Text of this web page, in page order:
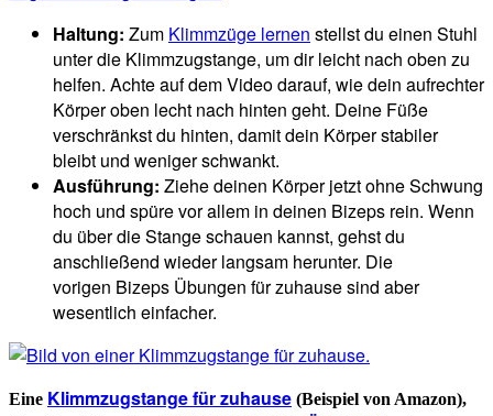
Haltung: Zum Klimmzüge lernen stellst du einen Stuhl
unter die Klimmzugstange, um dir leicht nach oben zu
helfen. Achte auf dem Video darauf, wie dein aufrechter
Körper oben lecht nach hinten geht. Deine Füße
verschränkst du hinten, damit dein Körper stabiler
bleibt und weniger schwankt.
Ausführung: Ziehe deinen Körper jetzt ohne Schwung
hoch und spüre vor allem in deinen Bizeps rein. Wenn
du über die Stange schauen kannst, gehst du
anschließend wieder langsam herunter. Die
vorigen Bizeps Übungen für zuhause sind aber
wesentlich einfacher.
Eine Klimmzugstange für zuhause (Beispiel von Amazon),